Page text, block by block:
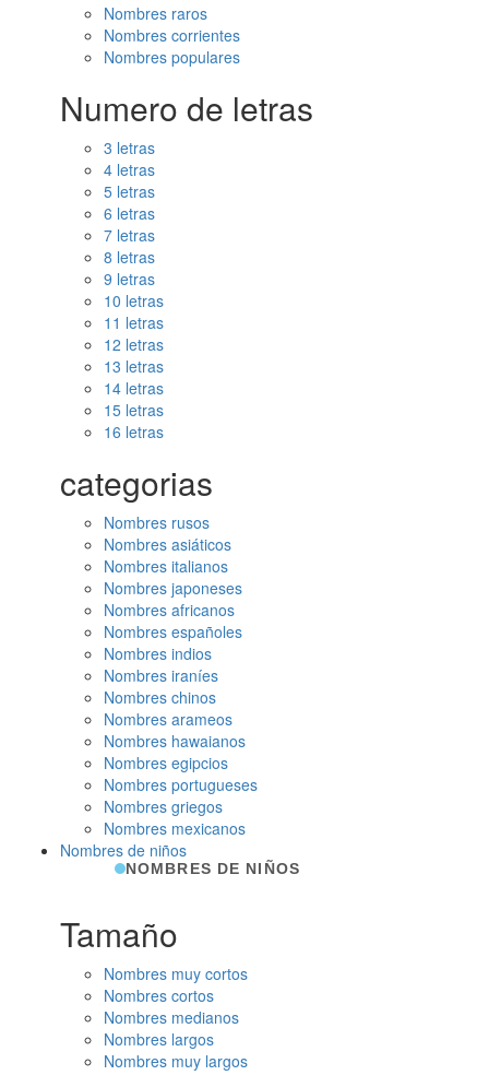
Nombres raros
Nombres corrientes
Nombres populares
Numero de letras
3 letras
4 letras
5 letras
6 letras
7 letras
8 letras
9 letras
10 letras
11 letras
12 letras
13 letras
14 letras
15 letras
16 letras
categorias
Nombres rusos
Nombres asiáticos
Nombres italianos
Nombres japoneses
Nombres africanos
Nombres españoles
Nombres indios
Nombres iraníes
Nombres chinos
Nombres arameos
Nombres hawaianos
Nombres egipcios
Nombres portugueses
Nombres griegos
Nombres mexicanos
Nombres de niños
NOMBRES DE NIÑOS
Tamaño
Nombres muy cortos
Nombres cortos
Nombres medianos
Nombres largos
Nombres muy largos